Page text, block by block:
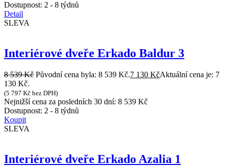
Dostupnost: 2 - 8 týdnů
Detail
SLEVA
Interiérové dveře Erkado Baldur 3
8 539Kč Původní cena byla: 8 539 Kč.7 130 KčAktuální cena je: 7
130 Kč.
(5 797 Kč bez DPH)
Nejnižší cena za posledních 30 dní: 8 539 Kč
Dostupnost: 2 - 8 týdnů
Koupit
SLEVA
Interiérové dveře Erkado Azalia 1